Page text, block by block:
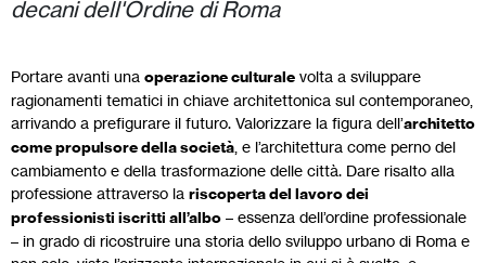
decani dell'Ordine di Roma
Portare avanti una operazione culturale volta a sviluppare
ragionamenti tematici in chiave architettonica sul contemporaneo,
arrivando a prefigurare il futuro. Valorizzare la figura dell’architetto
come propulsore della società , e l’architettura come perno del
cambiamento e della trasformazione delle città. Dare risalto alla
professione attraverso la riscoperta del lavoro dei
professionisti iscritti all’albo – essenza dell’ordine professionale
– in grado di ricostruire una storia dello sviluppo urbano di Roma e